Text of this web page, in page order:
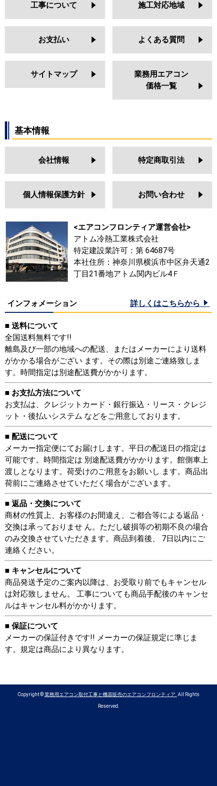
工事について 施工対応地域
お支払い よくある質問
サイトマップ
業務用エアコン
価格一覧
基本情報
会社情報 特定商取引法
個人情報保護方針 お問い合わせ
<エアコンフロンティア運営会社>
アトム冷熱工業株式会社
特定建設業許可：第 64687号
本社住所：神奈川県横浜市中区弁天通2
丁目21番地アトム関内ビル4Ｆ
インフォメーション 詳しくはこちらから
■ 送料について
全国送料無料です!!
離島及び一部の地域への配送、またはメーカーにより送料
がかかる場合がござい ます。その際は別途ご連絡致しま
す。時間指定は別途配送費がかかります。
■ お支払方法について
お支払は、クレジットカード・銀行振込・リース・クレジ
ット・後払いシステム などをご用意しております。
■ 配送について
メーカー指定便にてお届けします。平日の配送日の指定は
可能です。時間指定は 別途配送費がかかります。館側車上
渡しとなります。荷受けのご用意をお願いし ます。商品出
荷前にご連絡させていただく場合がございます。
■ 返品・交換について
商材の性質上、お客様のお間違え、ご都合等による返品・
交換は承っておりませ ん。ただし破損等の初期不良の場合
のみ交換させていただきます。商品到着後、 7日以内にご
連絡ください。
■ キャンセルについて
商品発送予定のご案内以降は、お受取り前でもキャンセル
は対応致しません。 工事についても商品手配後のキャンセ
ルはキャンセル料がかかります。
■ 保証について
メーカーの保証付きです!! メーカーの保証規定に準じま
す。規定は商品により異なります。
Copyright ©業務用エアコン取付工事と機器販売のエアコンフロンティア. All Rights
Reserved.